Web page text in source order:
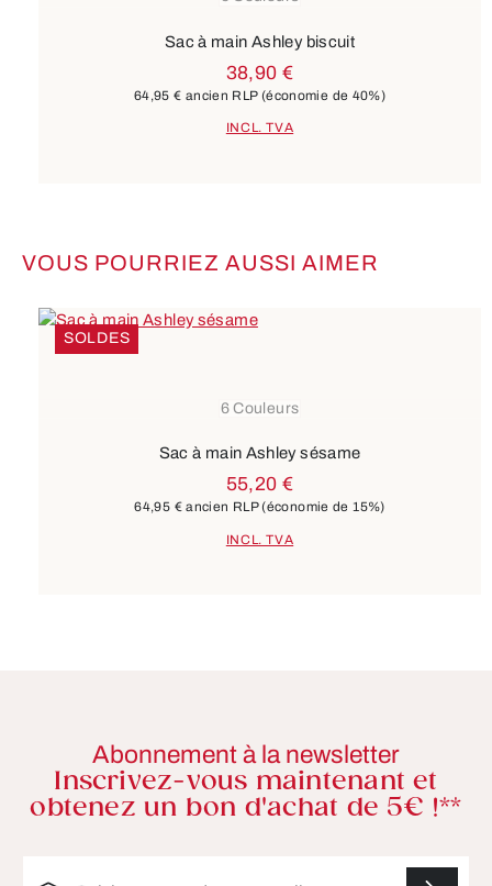
Sac à main Ashley biscuit
38,90 €
64,95 € ancien RLP (économie de 40%)
INCL. TVA
Ignorer la galerie de produits
VOUS POURRIEZ AUSSI AIMER
SOLDES
6 Couleurs
Sac à main Ashley sésame
55,20 €
64,95 €ancien RLP(économie de 15%)
INCL. TVA
Abonnement à la newsletter
Inscrivez-vous maintenant et
obtenez un bon d'achat de 5€ !**